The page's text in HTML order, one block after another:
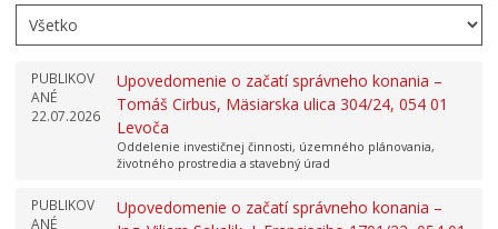
PUBLIKOV
ANÉ
22.07.2026
Upovedomenie o začatí správneho konania –
Tomáš Cirbus, Mäsiarska ulica 304/24, 054 01
Levoča
Oddelenie investičnej činnosti, územného plánovania,
životného prostredia a stavebný úrad
PUBLIKOV
ANÉ
Upovedomenie o začatí správneho konania –